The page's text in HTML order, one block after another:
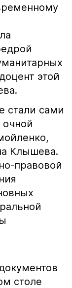
этой
стали сами
Клышева.
правовой
столе